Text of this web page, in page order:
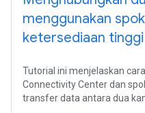
menggunakan
ketersediaan tinggi
Tutorial ini menjelaskan
Connectivity Center dan
transfer data antara dua